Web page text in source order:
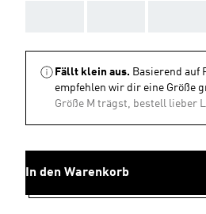
Fällt klein aus. Basierend auf
empfehlen wir dir eine Größe
Größe M trägst, bestell lieber
In den Warenkorb